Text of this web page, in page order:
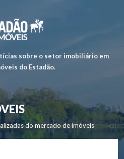
sobre o setor imobiliário em
do Estadão.
do mercado de imóveis